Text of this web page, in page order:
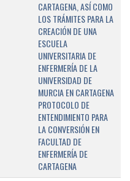
CARTAGENA, ASÍ COMO
LOS TRÁMITES PARA LA
CREACIÓN DE UNA
ESCUELA
UNIVERSITARIA DE
ENFERMERÍA DE LA
UNIVERSIDAD DE
MURCIA EN CARTAGENA
PROTOCOLO DE
ENTENDIMIENTO PARA
LA CONVERSIÓN EN
FACULTAD DE
ENFERMERÍA DE
CARTAGENA